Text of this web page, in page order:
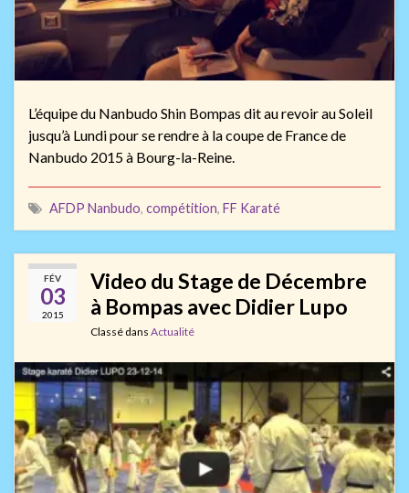
L’équipe du Nanbudo Shin Bompas dit au revoir au Soleil
jusqu’à Lundi pour se rendre à la coupe de France de
Nanbudo 2015 à Bourg-la-Reine.
AFDP Nanbudo, compétition, FF Karaté
FÉV
03
2015
Video du Stage de Décembre
à Bompas avec Didier Lupo
Classé dans Actualité